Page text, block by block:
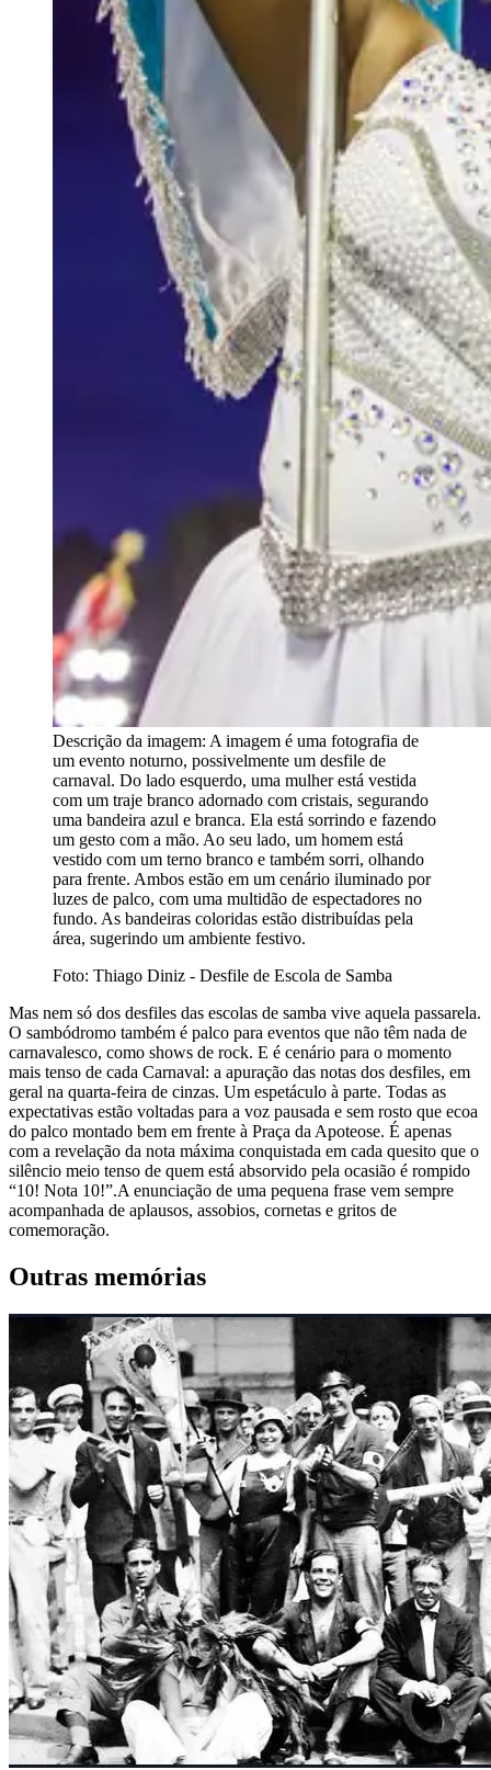
Descrição da imagem: A imagem é uma fotografia de
um evento noturno, possivelmente um desfile de
carnaval. Do lado esquerdo, uma mulher está vestida
com um traje branco adornado com cristais, segurando
uma bandeira azul e branca. Ela está sorrindo e fazendo
um gesto com a mão. Ao seu lado, um homem está
vestido com um terno branco e também sorri, olhando
para frente. Ambos estão em um cenário iluminado por
luzes de palco, com uma multidão de espectadores no
fundo. As bandeiras coloridas estão distribuídas pela
área, sugerindo um ambiente festivo.
Foto: Thiago Diniz - Desfile de Escola de Samba
Mas nem só dos desfiles das escolas de samba vive aquela passarela.
O sambódromo também é palco para eventos que não têm nada de
carnavalesco, como shows de rock. E é cenário para o momento
mais tenso de cada Carnaval: a apuração das notas dos desfiles, em
geral na quarta-feira de cinzas. Um espetáculo à parte. Todas as
expectativas estão voltadas para a voz pausada e sem rosto que ecoa
do palco montado bem em frente à Praça da Apoteose. É apenas
com a revelação da nota máxima conquistada em cada quesito que o
silêncio meio tenso de quem está absorvido pela ocasião é rompido
“10! Nota 10!”.A enunciação de uma pequena frase vem sempre
acompanhada de aplausos, assobios, cornetas e gritos de
comemoração.
Outras memórias